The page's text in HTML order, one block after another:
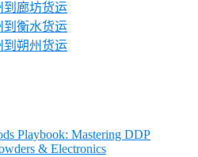
到廊坊货运
到衡水货运
到朔州货运
Playbook: Mastering DDP
& Electronics